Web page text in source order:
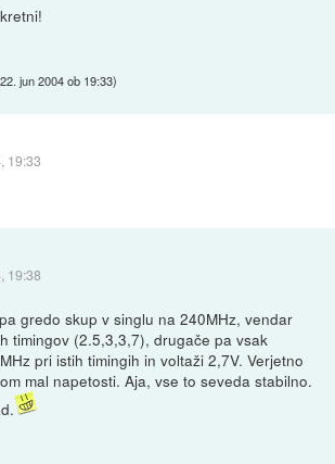
22. jun 2004 ob 19:33)
19:33
19:38
gredo skup v singlu na 240MHz, vendar
timingov (2.5,3,3,7), drugače pa vsak
pri istih timingih in voltaži 2,7V. Verjetno
mal napetosti. Aja, vse to seveda stabilno.